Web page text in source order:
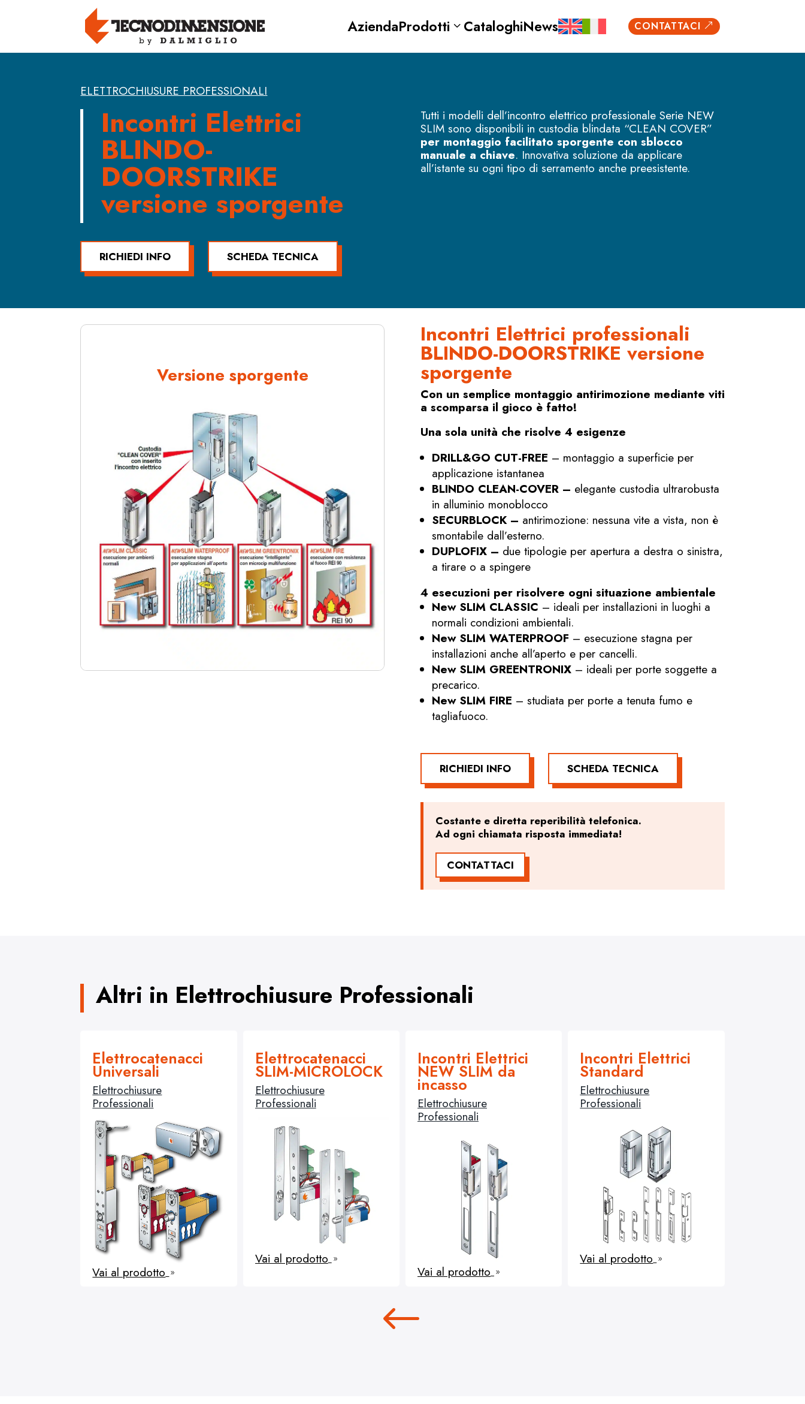
AziendaProdotti CataloghiNews CONTATTACI &
ELETTROCHIUSURE PROFESSIONALI
Incontri Elettrici
BLINDO-
DOORSTRIKE
versione sporgente
RICHIEDI INFO SCHEDA TECNICA
Tutti i modelli dell’incontro elettrico professionale Serie NEW
SLIM sono disponibili in custodia blindata “CLEAN COVER”
per montaggio facilitato sporgente con sblocco
manuale a chiave. Innovativa soluzione da applicare
all’istante su ogni tipo di serramento anche preesistente.
Versione sporgente
Incontri Elettrici professionali
BLINDO-DOORSTRIKE versione
sporgente
Con un semplice montaggio antirimozione mediante viti
a scomparsa il gioco è fatto!
Una sola unità che risolve 4 esigenze
DRILL&GO CUT-FREE – montaggio a superficie per
applicazione istantanea
BLINDO CLEAN-COVER – elegante custodia ultrarobusta
in alluminio monoblocco
SECURBLOCK – antirimozione: nessuna vite a vista, non è
smontabile dall’esterno.
DUPLOFIX – due tipologie per apertura a destra o sinistra,
a tirare o a spingere
4 esecuzioni per risolvere ogni situazione ambientale
New SLIM CLASSIC – ideali per installazioni in luoghi a
normali condizioni ambientali.
New SLIM WATERPROOF – esecuzione stagna per
installazioni anche all’aperto e per cancelli.
New SLIM GREENTRONIX– ideali per porte soggette a
precarico.
New SLIM FIRE – studiata per porte a tenuta fumo e
tagliafuoco.
RICHIEDI INFO SCHEDA TECNICA
Costante e diretta reperibilità telefonica.
Ad ogni chiamata risposta immediata!
CONTATTACI
Altri in Elettrochiusure Professionali
Elettrocatenacci
Universali
Elettrochiusure
Professionali
Vai al prodotto 9
Elettrocatenacci
SLIM-MICROLOCK
Elettrochiusure
Professionali
Vai al prodotto 9
Incontri Elettrici
NEW SLIM da
incasso
Elettrochiusure
Professionali
Vai al prodotto 9
Incontri Elettrici
Standard
Elettrochiusure
Professionali
Vai al prodotto 9